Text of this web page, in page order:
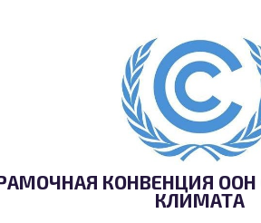
КОНВЕНЦИЯ
КЛИМАТА